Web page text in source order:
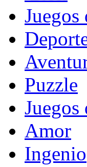
Juegos
Puzzle
Juegos
Amor
Ingenio